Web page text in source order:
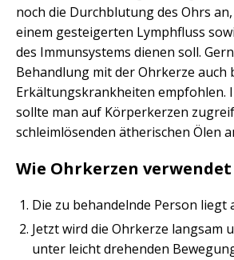
noch die Durchblutung des Ohrs
einem gesteigerten Lymphfluss
des Immunsystems dienen soll.
Behandlung mit der Ohrkerze auch
Erkältungskrankheiten empfohlen.
sollte man auf Körperkerzen
schleimlösenden ätherischen Ölen
Wie Ohrkerzen
Die zu behandelnde Person liegt
Jetzt wird die Ohrkerze langsam
unter leicht drehenden